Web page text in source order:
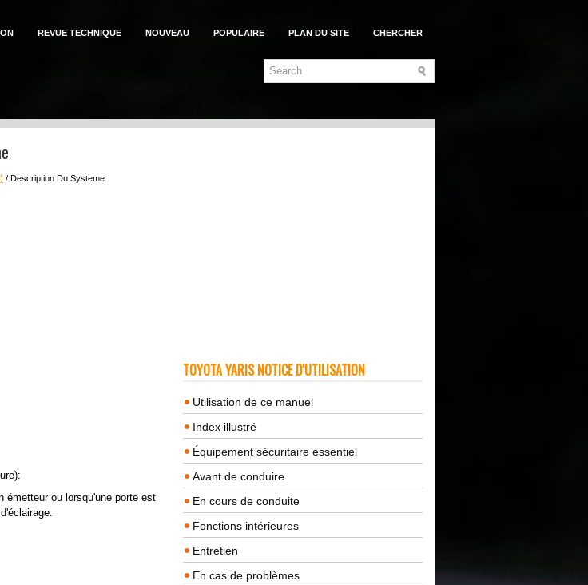
REVUE TECHNIQUE NOUVEAU POPULAIRE PLAN DU SITE CHERCHER
/ Description Du Systeme
émetteur ou lorsqu'une porte est
TOYOTA YARIS NOTICE D'UTILISATION
Utilisation de ce manuel
Index illustré
Équipement sécuritaire essentiel
Avant de conduire
En cours de conduite
Fonctions intérieures
Entretien
En cas de problèmes